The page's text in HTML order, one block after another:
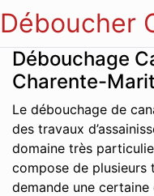
Déboucher
Débouchage
Charente-
Le débouchage de
des travaux
domaine très
compose de plusieurs
demande une